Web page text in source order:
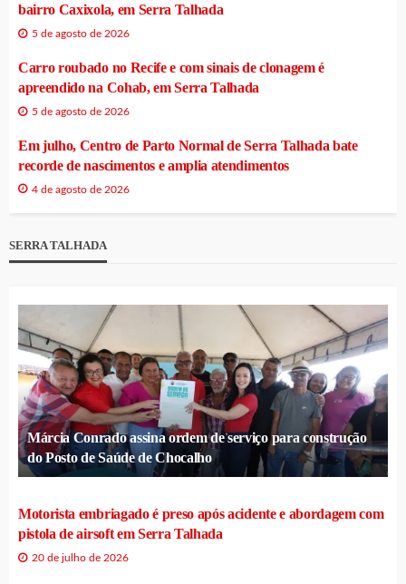
bairro Caxixola, em Serra Talhada
5 de agosto de 2026
Carro roubado no Recife e com sinais de clonagem é
apreendido na Cohab, em Serra Talhada
5 de agosto de 2026
Em julho, Centro de Parto Normal de Serra Talhada bate
recorde de nascimentos e amplia atendimentos
4 de agosto de 2026
SERRA TALHADA
Márcia Conrado assina ordem de serviço para construção
do Posto de Saúde de Chocalho
Motorista embriagado é preso após acidente e abordagem com
pistola de airsoft em Serra Talhada
20 de julho de 2026